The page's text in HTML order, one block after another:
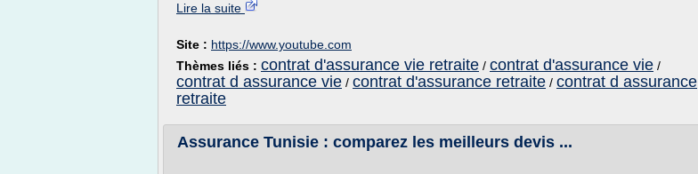
Lire la suite
Site : https://www.youtube.com
Thèmes liés : contrat d'assurance vie retraite / contrat d'assurance vie /
contrat d assurance vie / contrat d'assurance retraite / contrat d assurance
retraite
Assurance Tunisie : comparez les meilleurs devis ...